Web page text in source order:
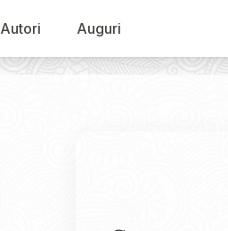
Autori Auguri